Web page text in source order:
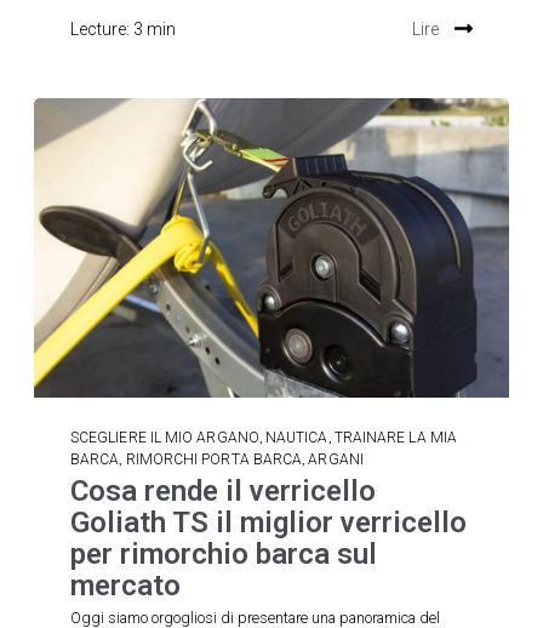
Lecture: 3 min Lire
SCEGLIERE IL MIO ARGANO NAUTICA TRAINARE LA MIA
BARCA RIMORCHI PORTA BARCA ,ARGANI
Cosa rende il verricello
Goliath TS il miglior verricello
per rimorchio barca sul
mercato
Oggi siamo orgogliosi di presentare una panoramica del